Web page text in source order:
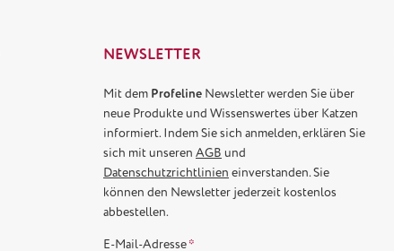
NEWSLETTER
Mit dem Profeline Newsletter werden Sie über
neue Produkte und Wissenswertes über Katzen
informiert. Indem Sie sich anmelden, erklären Sie
sich mit unseren AGB und
Datenschutzrichtlinien einverstanden. Sie
können den Newsletter jederzeit kostenlos
abbestellen.
E-Mail-Adresse*